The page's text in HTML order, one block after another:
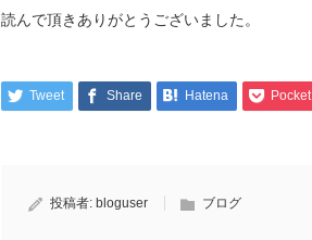
読んで頂きありがとうございました。
Tweet Share Hatena Pocket
投稿者: bloguser ブログ